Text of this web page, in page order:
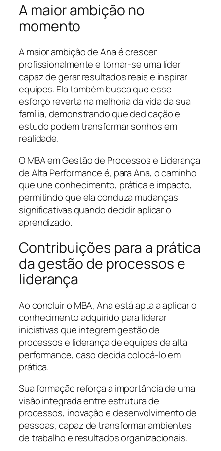
A maior ambição no
momento
A maior ambição de Ana é crescer
profissionalmente e tornar-se uma líder
capaz de gerar resultados reais e inspirar
equipes. Ela também busca que esse
esforço reverta na melhoria da vida da sua
família, demonstrando que dedicação e
estudo podem transformar sonhos em
realidade.
O MBA em Gestão de Processos e Liderança
de Alta Performance é, para Ana, o caminho
que une conhecimento, prática e impacto,
permitindo que ela conduza mudanças
significativas quando decidir aplicar o
aprendizado.
Contribuições para a prática
da gestão de processos e
liderança
Ao concluir o MBA, Ana está apta a aplicar o
conhecimento adquirido para liderar
iniciativas que integrem gestão de
processos e liderança de equipes de alta
performance, caso decida colocá-lo em
prática.
Sua formação reforça a importância de uma
visão integrada entre estrutura de
processos, inovação e desenvolvimento de
pessoas, capaz de transformar ambientes
de trabalho e resultados organizacionais.